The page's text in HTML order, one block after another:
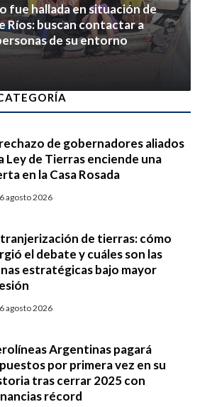
fue hallada en situación de
Ríos: buscan contactar a
de su entorno
de gobernadores aliados
Ley de Tierras enciende una
en la Casa Rosada
6 agosto 2026
de tierras: cómo
el debate y cuáles son las
estratégicas bajo mayor
6 agosto 2026
Argentinas pagará
por primera vez en su
tras cerrar 2025 con
récord